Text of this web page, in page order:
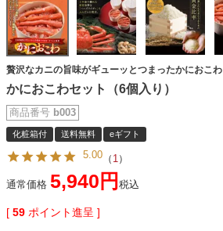
贅沢なカニの旨味がギューッとつまったかにおこわ
かにおこわセット（6個入り）
商品番号 b003
化粧箱付 送料無料 eギフト
5.00 （ 1 ）
通常価格 5,940 税込
[ 59 ポイント進呈 ]